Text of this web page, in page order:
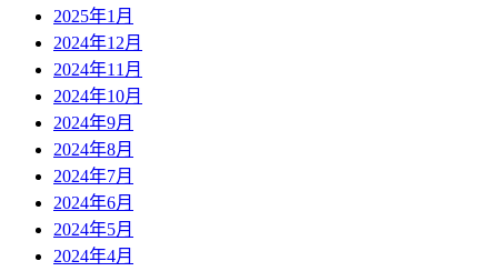
2025年1月
2024年12月
2024年11月
2024年10月
2024年9月
2024年8月
2024年7月
2024年6月
2024年5月
2024年4月